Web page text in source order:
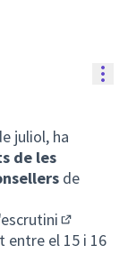
juliol, ha
de les
de
(Enlace
entre el 15 i 16